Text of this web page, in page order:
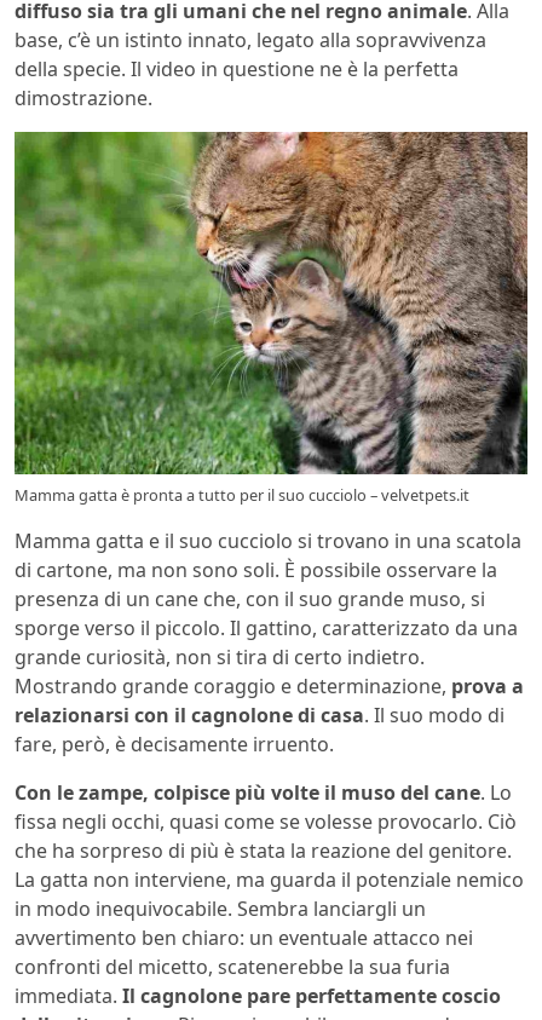
diffuso sia tra gli umani che nel regno animale. Alla
base, c’è un istinto innato, legato alla sopravvivenza
della specie. Il video in questione ne è la perfetta
dimostrazione.
Mamma gatta è pronta a tutto per il suo cucciolo – velvetpets.it
Mamma gatta e il suo cucciolo si trovano in una scatola
di cartone, ma non sono soli. È possibile osservare la
presenza di un cane che, con il suo grande muso, si
sporge verso il piccolo. Il gattino, caratterizzato da una
grande curiosità, non si tira di certo indietro.
Mostrando grande coraggio e determinazione, prova a
relazionarsi con il cagnolone di casa. Il suo modo di
fare, però, è decisamente irruento.
Con le zampe, colpisce più volte il muso del cane. Lo
fissa negli occhi, quasi come se volesse provocarlo. Ciò
che ha sorpreso di più è stata la reazione del genitore.
La gatta non interviene, ma guarda il potenziale nemico
in modo inequivocabile. Sembra lanciargli un
avvertimento ben chiaro: un eventuale attacco nei
confronti del micetto, scatenerebbe la sua furia
immediata. Il cagnolone pare perfettamente coscio